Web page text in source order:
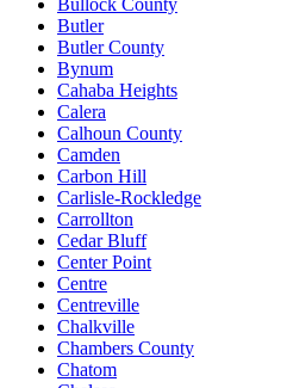
Butler
Butler County
Bynum
Cahaba Heights
Calera
Calhoun County
Camden
Carbon Hill
Carlisle-Rockledge
Carrollton
Cedar Bluff
Center Point
Centre
Centreville
Chalkville
Chambers County
Chatom